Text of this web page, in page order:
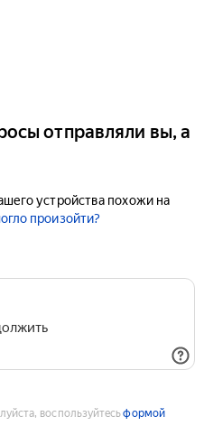
отправляли вы, а
устройства похожи на
произойти?
воспользуйтесьформой